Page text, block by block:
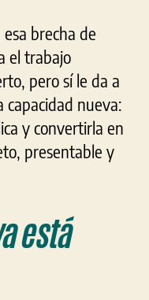
brecha de
el trabajo
pero sí le da a
capacidad nueva:
y convertirla en
presentable y
está